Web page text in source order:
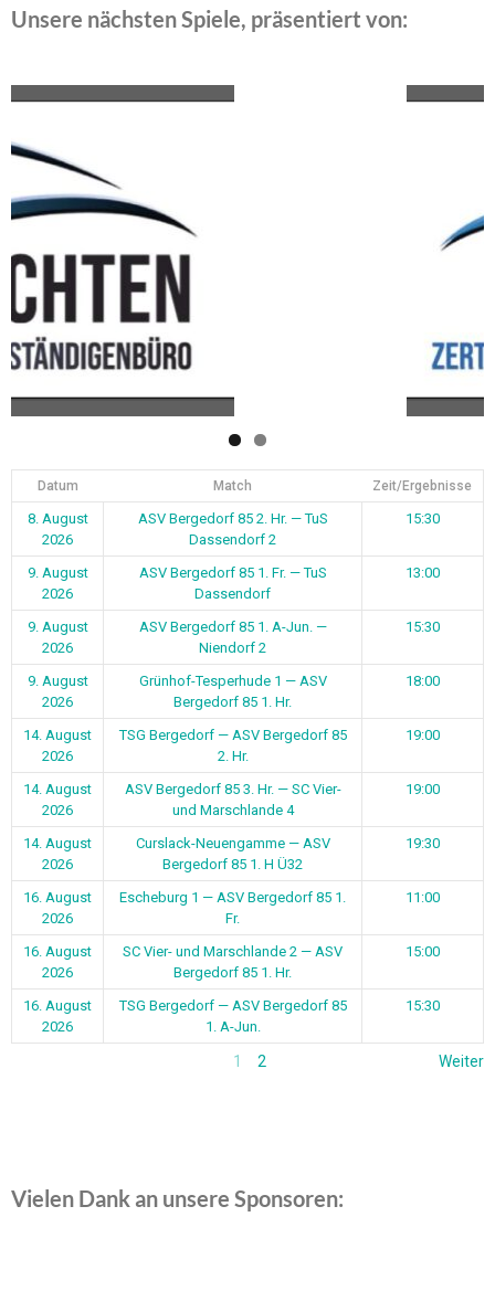
Unsere nächsten Spiele, präsentiert von:
Datum Match Zeit/Ergebnisse
8. August
2026
ASV Bergedorf 85 2. Hr. — TuS
Dassendorf 2
15:30
9. August
2026
ASV Bergedorf 85 1. Fr. — TuS
Dassendorf
13:00
9. August
2026
ASV Bergedorf 85 1. A-Jun. —
Niendorf 2
15:30
9. August
2026
Grünhof-Tesperhude 1 — ASV
Bergedorf 85 1. Hr.
18:00
14. August
2026
TSG Bergedorf — ASV Bergedorf 85
2. Hr.
19:00
14. August
2026
ASV Bergedorf 85 3. Hr. — SC Vier-
und Marschlande 4
19:00
14. August
2026
Curslack-Neuengamme — ASV
Bergedorf 85 1. H Ü32
19:30
16. August
2026
Escheburg 1 — ASV Bergedorf 85 1.
Fr.
11:00
16. August
2026
SC Vier- und Marschlande 2 — ASV
Bergedorf 85 1. Hr.
15:00
16. August
2026
TSG Bergedorf — ASV Bergedorf 85
1. A-Jun.
15:30
1 2 Weiter
Vielen Dank an unsere Sponsoren: